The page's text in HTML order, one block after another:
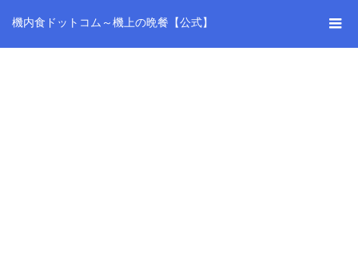
機内食ドットコム～機上の晩餐【公式】